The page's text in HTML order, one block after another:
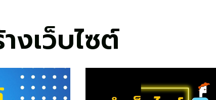
งเว็บไซต์